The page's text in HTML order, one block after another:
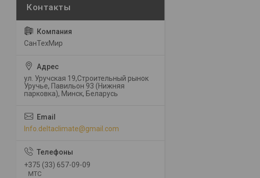
СанТехМир
ул. Уручская 19,Строительный рынок
Уручье, Павильон 93 (Нижняя
парковка), Минск, Беларусь
Info.deltaclimate@gmail.com
+375 (33) 657-09-09
МТС